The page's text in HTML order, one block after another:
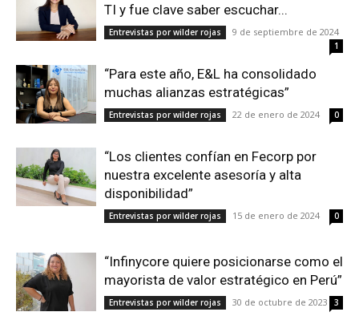
TI y fue clave saber escuchar...
Entrevistas por wilder rojas 9 de septiembre de 2024
1
“Para este año, E&L ha consolidado
muchas alianzas estratégicas”
Entrevistas por wilder rojas 22 de enero de 2024 0
“Los clientes confían en Fecorp por
nuestra excelente asesoría y alta
disponibilidad”
Entrevistas por wilder rojas 15 de enero de 2024 0
“Infinycore quiere posicionarse como el
mayorista de valor estratégico en Perú”
Entrevistas por wilder rojas 30 de octubre de 2023 3